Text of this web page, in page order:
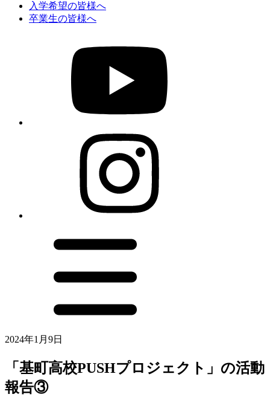
入学希望の皆様へ
卒業生の皆様へ
2024年1月9日
「基町高校PUSHプロジェクト」の活動
報告③